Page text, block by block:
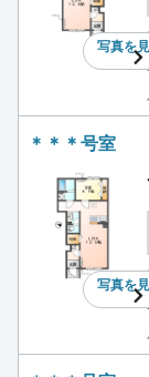
写真を
＊＊＊号室
写真を